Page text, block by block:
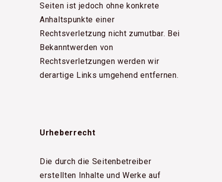
Seiten ist jedoch ohne konkrete
Anhaltspunkte einer
Rechtsverletzung nicht zumutbar. Bei
Bekanntwerden von
Rechtsverletzungen werden wir
derartige Links umgehend entfernen.
Urheberrecht
Die durch die Seitenbetreiber
erstellten Inhalte und Werke auf